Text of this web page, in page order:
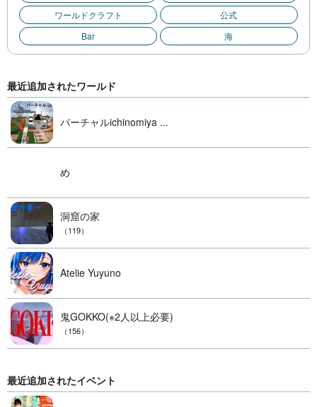
ワールドクラフト
公式
Bar
海
最近追加されたワールド
バーチャルichinomiya ...
め
洞窟の家
（119）
Atelie Yuyuno
鬼GOKKO(※2人以上必要)
（156）
最近追加されたイベント